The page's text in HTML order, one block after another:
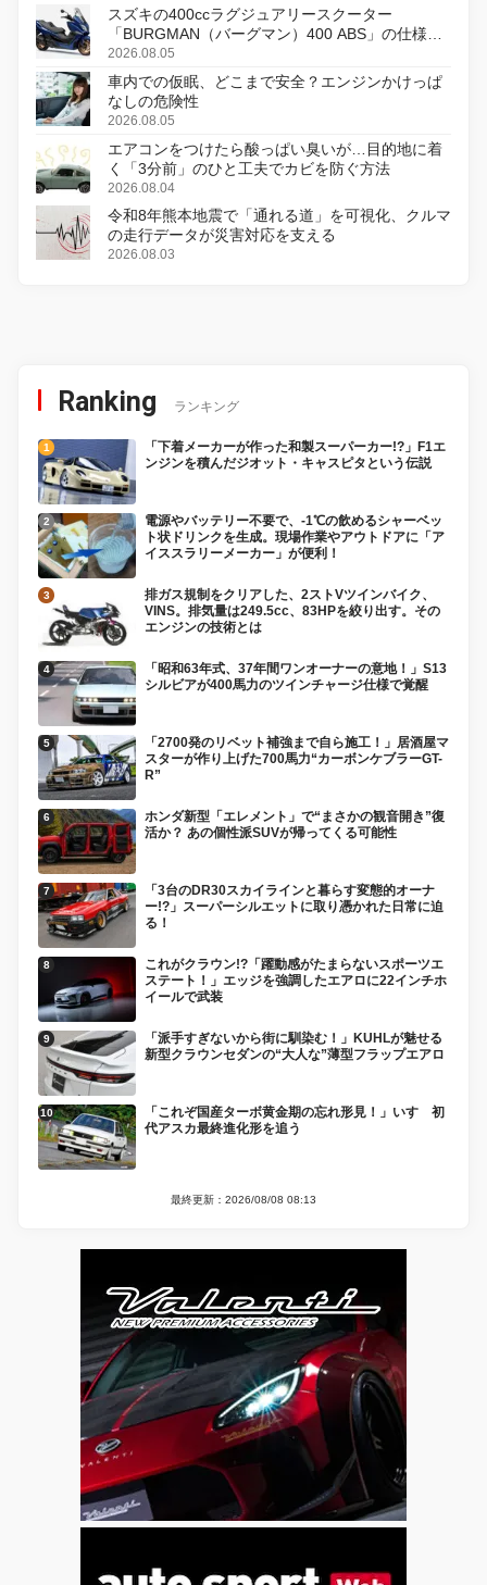
スズキの400ccラグジュアリースクーター
「BURGMAN（バーグマン）400 ABS」の仕様を
変更し、8月18日に発売
2026.08.05
車内での仮眠、どこまで安全？エンジンかけっぱ
なしの危険性
2026.08.05
エアコンをつけたら酸っぱい臭いが…目的地に着
く「3分前」のひと工夫でカビを防ぐ方法
2026.08.04
令和8年熊本地震で「通れる道」を可視化、クルマ
の走行データが災害対応を支える
2026.08.03
Ranking ランキング
「下着メーカーが作った和製スーパーカー!?」F1エ
ンジンを積んだジオット・キャスピタという伝説
電源やバッテリー不要で、-1℃の飲めるシャーベッ
ト状ドリンクを生成。現場作業やアウトドアに「ア
イススラリーメーカー」が便利！
排ガス規制をクリアした、2ストVツインバイク、
VINS。排気量は249.5cc、83HPを絞り出す。その
エンジンの技術とは
「昭和63年式、37年間ワンオーナーの意地！」S13
シルビアが400馬力のツインチャージ仕様で覚醒
「2700発のリベット補強まで自ら施工！」居酒屋マ
スターが作り上げた700馬力“カーボンケブラーGT-
R”
ホンダ新型「エレメント」で“まさかの観音開き”復
活か？ あの個性派SUVが帰ってくる可能性
「3台のDR30スカイラインと暮らす変態的オーナ
ー!?」スーパーシルエットに取り憑かれた日常に迫
る！
これがクラウン!?「躍動感がたまらないスポーツエ
ステート！」エッジを強調したエアロに22インチホ
イールで武装
「派手すぎないから街に馴染む！」KUHLが魅せる
新型クラウンセダンの“大人な”薄型フラップエアロ
「これぞ国産ターボ黄金期の忘れ形見！」いすゞ初
代アスカ最終進化形を追う
最終更新：2026/08/08 08:13